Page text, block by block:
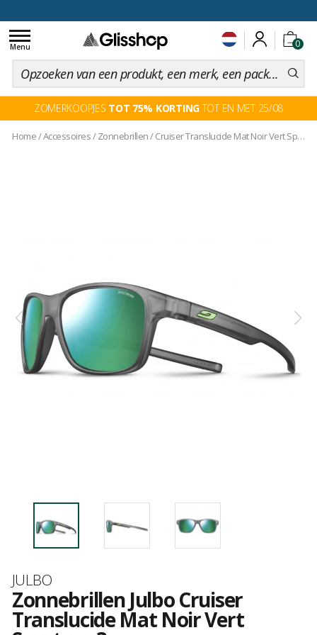
0
Toggle
navigation
Menu
ZOMERKOOPJES TOT 75% KORTINGTOT EN MET 25/08
Home/Accessoires/Zonnebrillen/Cruiser Translucide Mat Noir Vert Spectron 3
Merk
JULBO
Zonnebrillen Julbo Cruiser
Translucide Mat Noir Vert